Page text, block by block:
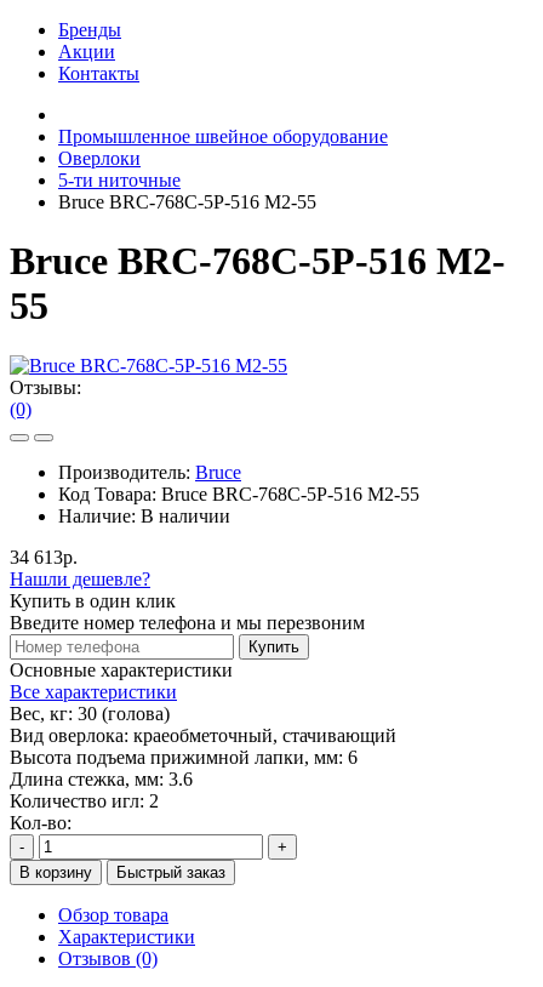
Бренды
Акции
Контакты
Промышленное швейное оборудование
Оверлоки
5-ти ниточные
Bruce BRC-768C-5P-516 M2-55
Bruce BRC-768C-5P-516 M2-
55
Отзывы:
(0)
Производитель: Bruce
Код Товара: Bruce BRC-768C-5P-516 M2-55
Наличие: В наличии
34 613р.
Нашли дешевле?
Купить в один клик
Введите номер телефона и мы перезвоним
Купить
Основные характеристики
Все характеристики
Вес, кг: 30 (голова)
Вид оверлока: краеобметочный, стачивающий
Высота подъема прижимной лапки, мм: 6
Длина стежка, мм: 3.6
Количество игл: 2
Кол-во:
-
+
В корзину
Быстрый заказ
Обзор товара
Характеристики
Отзывов (0)